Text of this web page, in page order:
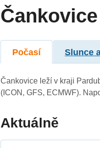
Čankovice
Počasí Slunce
Čankovice leží v kraji
(ICON, GFS, ECMWF).
Aktuálně